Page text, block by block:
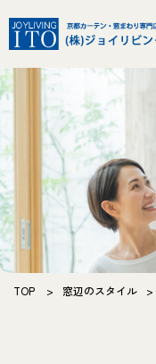
TOP > 窓辺のスタイル >